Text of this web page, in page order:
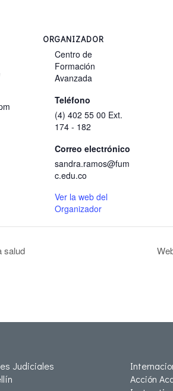
ORGANIZADOR
Centro de
Formación
Avanzada
Teléfono
(4) 402 55 00 Ext.
174 - 182
Correo electrónico
sandra.ramos@fum
c.edu.co
Ver la web del
Organizador
salud
Judiciales
Acción